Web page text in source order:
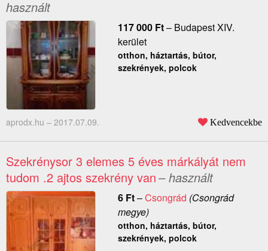
használt
117 000 Ft– Budapest XIV.
kerület
otthon, háztartás, bútor,
szekrények, polcok
aprodx.hu – 2017.07.09. Kedvencekbe
Szekrénysor 3 elemes 5 éves márkályát nem
tudom .2 ajtos szekrény van– használt
6 Ft–Csongrád (Csongrád
megye)
otthon, háztartás, bútor,
szekrények, polcok